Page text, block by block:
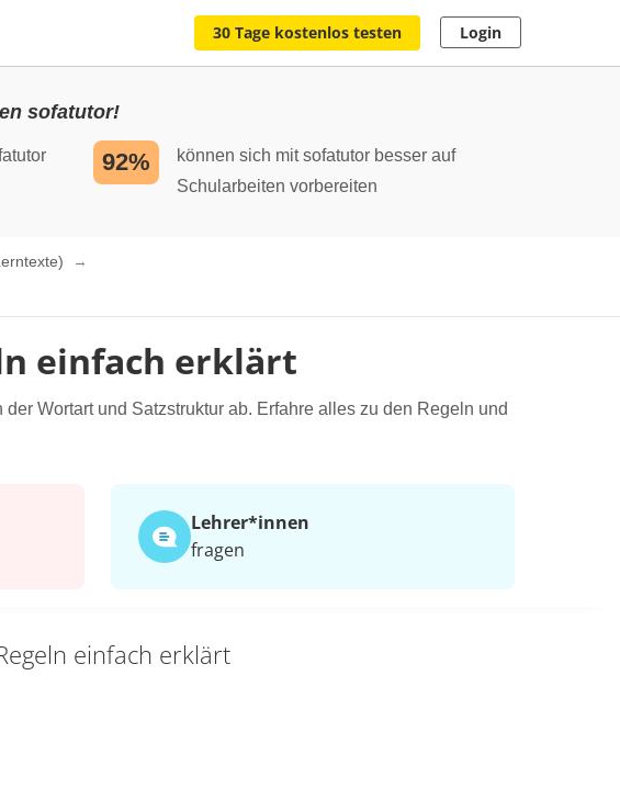
30 Tage kostenlos testen Login
sofatutor!
92%
können sich mit sofatutor besser auf
Schularbeiten vorbereiten
einfach erklärt
der Wortart und Satzstruktur ab. Erfahre alles zu den Regeln und
Lehrer*​innen
fragen
einfach erklärt